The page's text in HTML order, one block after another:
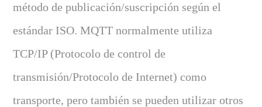
método de publicación/suscripción según el
estándar ISO. MQTT normalmente utiliza
TCP/IP (Protocolo de control de
transmisión/Protocolo de Internet) como
transporte, pero también se pueden utilizar otros